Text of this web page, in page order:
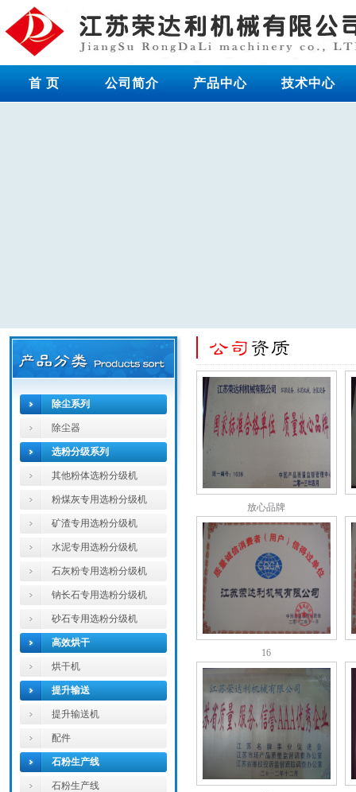
首 页 公司简介 产品中心 技术中心
除尘系列
除尘器
选粉分级系列
其他粉体选粉分级机
粉煤灰专用选粉分级机
矿渣专用选粉分级机
水泥专用选粉分级机
石灰粉专用选粉分级机
钠长石专用选粉分级机
砂石专用选粉分级机
高效烘干
烘干机
提升输送
提升输送机
配件
石粉生产线
石粉生产线
放心品牌
16